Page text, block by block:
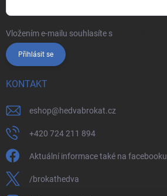
Vložením e-mailu souhlasíte s
Přihlásit se
KONTAKT
eshop@hedvabrokat.cz
+420 724 211 894
Aktuální informace také na facebooku
/brokathedva